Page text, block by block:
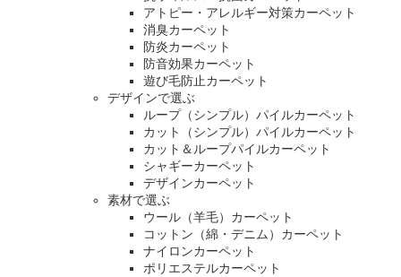
アトピー・アレルギー対策カーペット
消臭カーペット
防炎カーペット
防音効果カーペット
遊び毛防止カーペット
デザインで選ぶ
ループ（シンプル）パイルカーペット
カット（シンプル）パイルカーペット
カット＆ループパイルカーペット
シャギーカーペット
デザインカーペット
素材で選ぶ
ウール（羊毛）カーペット
コットン（綿・デニム）カーペット
ナイロンカーペット
ポリエステルカーペット